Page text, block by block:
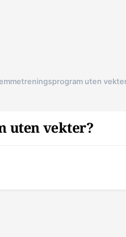
uten
uten vekter?